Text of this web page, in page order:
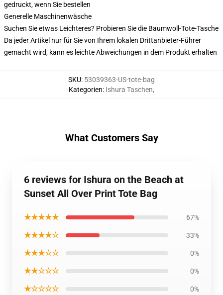
gedruckt, wenn Sie bestellen
Generelle Maschinenwäsche
Suchen Sie etwas Leichteres? Probieren Sie die Baumwoll-Tote-Tasche
Da jeder Artikel nur für Sie von Ihrem lokalen Drittanbieter-Führer
gemacht wird, kann es leichte Abweichungen in dem Produkt erhalten
SKU: 53039363-US-tote-bag
Kategorien: Ishura Taschen,
What Customers Say
6 reviews for Ishura on the Beach at
Sunset All Over Print Tote Bag
★★★★★ 67%
★★★★☆ 33%
★★★☆☆ 0%
★★☆☆☆ 0%
★☆☆☆☆ 0%